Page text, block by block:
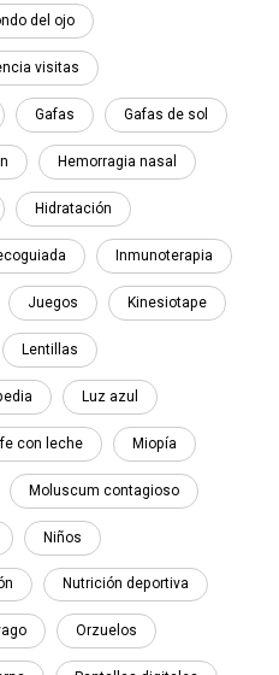
del ojo
visitas
Gafas Gafas de sol
Hemorragia nasal
Hidratación
Inmunoterapia
Juegos Kinesiotape
Lentillas
Luz azul
con leche Miopía
Moluscum contagioso
Niños
Nutrición deportiva
Orzuelos